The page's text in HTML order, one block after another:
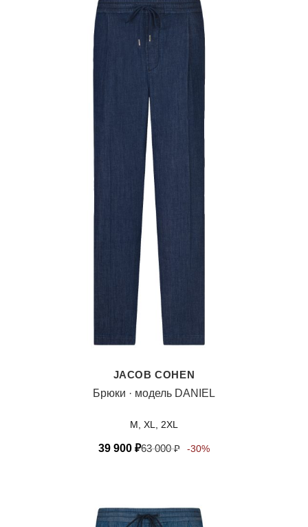
JACOB COHEN
Брюки · модель DANIEL
M, XL, 2XL
39 900 ₽63 000₽ -30%